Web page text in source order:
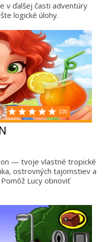
v ďalšej časti adventúry
logické úlohy.
100
— tvoje vlastné tropické
ostrovných tajomstiev a
Lucy obnoviť